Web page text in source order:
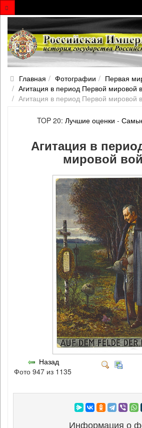
Главная Фотографии
Первая
Агитация в период Первой мировой
Агитация в период Первой мировой
TOP 20: Лучшие оценки -
Агитация в
мировой
Назад
Фото 947 из 1135
Информация о